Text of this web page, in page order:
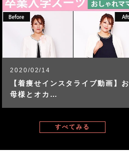
2020/02/14
【着痩せインスタライブ動画】お
母様とオカ…
すべてみる